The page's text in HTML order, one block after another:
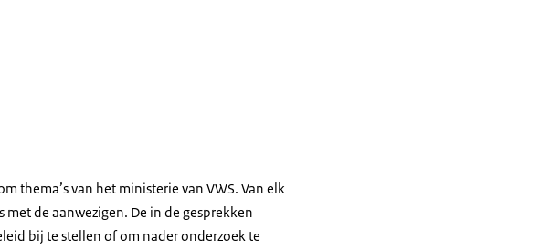
thema’s van het ministerie van VWS. Van elk
de aanwezigen. De in de gesprekken
bij te stellen of om nader onderzoek te